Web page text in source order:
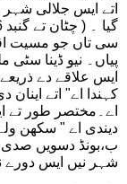
اتے ایس جلالی
سی تاں جو مسیت
پیاں۔ نیو ڈینا سٹی
ایس علاقے دے
کہندا اے" اتے
اے۔مختصر طور تے
دیندی اے " سکھن
شہر نیں ایس دورے